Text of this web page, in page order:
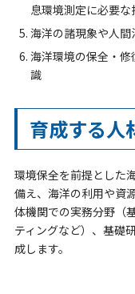
息環境測定に必要な
海洋の諸現象や人
海洋環境の保全・
識
育成する人
環境保全を前提とした
備え、海洋の利用や資
体機関での実務分野（
ティングなど）、基礎
成します。